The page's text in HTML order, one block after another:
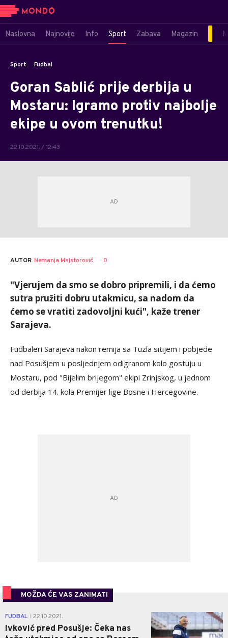
Naslovna Najnovije Info Sport Zabava Magazin
Sport Fudbal
Goran Sablić prije derbija u
Mostaru: Igramo protiv najbolje
ekipe u ovom trenutku!
22.10.2021. / 12:43
AUTOR Nemanja Majstorović 0
"Vjerujem da smo se dobro pripremili, i da ćemo
sutra pružiti dobru utakmicu, sa nadom da
ćemo se vratiti zadovoljni kući", kaže trener
Sarajeva.
Fudbaleri Sarajeva nakon remija sa Tuzla sitijem i pobjede
nad Posušjem u posljednjem odigranom kolo gostuju u
Mostaru, pod "Bijelim brijegom" ekipi Zrinjskog, u jednom
od derbija 14. kola Premijer lige Bosne i Hercegovine.
MOŽDA ĆE VAS ZANIMATI
FUDBAL 22.10.2021.
Ivković pred Posušje: Čeka nas
0